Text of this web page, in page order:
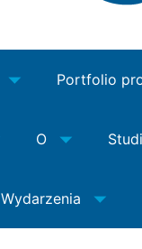
Portfolio
O
Wydarzenia